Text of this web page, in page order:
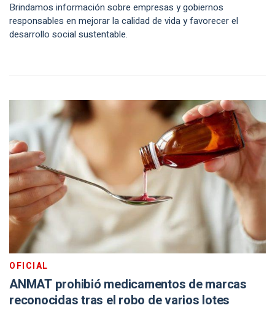
Brindamos información sobre empresas y gobiernos
responsables en mejorar la calidad de vida y favorecer el
desarrollo social sustentable.
OFICIAL
ANMAT prohibió medicamentos de marcas
reconocidas tras el robo de varios lotes